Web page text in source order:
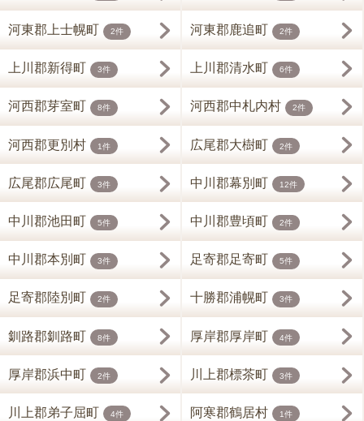
河東郡上士幌町 2件 河東郡鹿追町 2件
上川郡新得町 3件 上川郡清水町 6件
河西郡芽室町 8件 河西郡中札内村 2件
河西郡更別村 1件 広尾郡大樹町 2件
広尾郡広尾町 3件 中川郡幕別町 12件
中川郡池田町 5件 中川郡豊頃町 2件
中川郡本別町 3件 足寄郡足寄町 5件
足寄郡陸別町 2件 十勝郡浦幌町 3件
釧路郡釧路町 8件 厚岸郡厚岸町 4件
厚岸郡浜中町 2件 川上郡標茶町 3件
川上郡弟子屈町 4件 阿寒郡鶴居村 1件